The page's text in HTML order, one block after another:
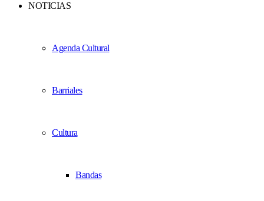
NOTICIAS
Agenda Cultural
Barriales
Cultura
Bandas